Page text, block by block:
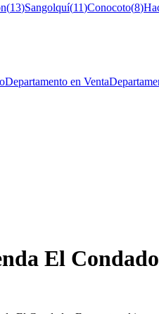
(13)Sangolquí(11)Conocoto(8)
Departamento en Venta
El Condado